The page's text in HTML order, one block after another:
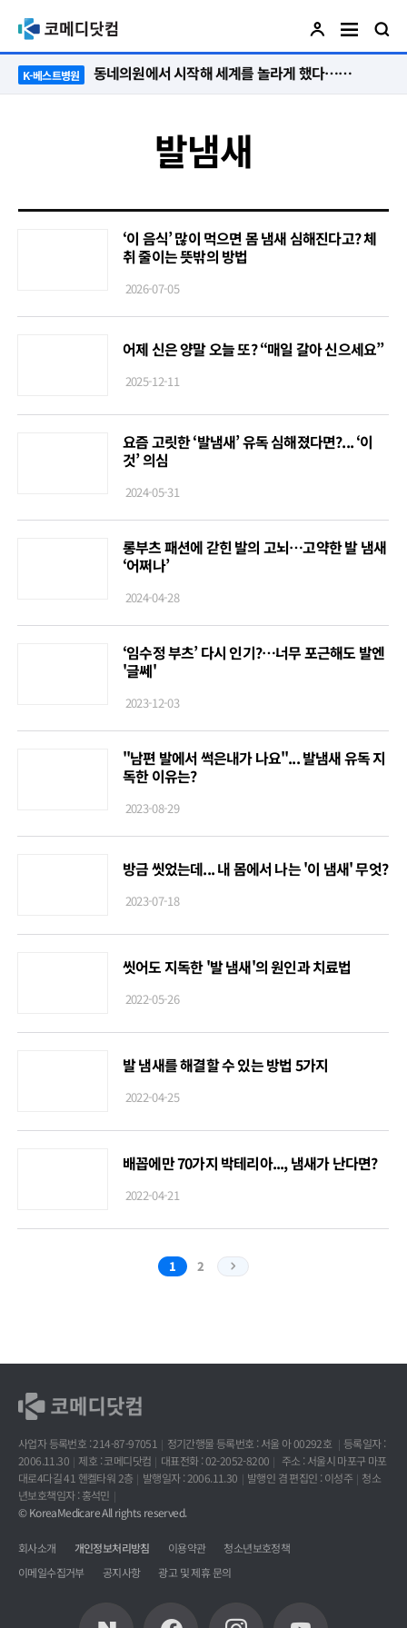
K-베스트병원 동네의원에서 시작해 세계를 놀라게 했다…관악구 50년 병원의 기적
발냄새
‘이 음식’ 많이 먹으면 몸 냄새 심해진다고? 체
취 줄이는 뜻밖의 방법
2026-07-05
어제 신은 양말 오늘 또? “매일 갈아 신으세요”
2025-12-11
요즘 고릿한 ‘발냄새’ 유독 심해졌다면?... ‘이
것’ 의심
2024-05-31
롱부츠 패션에 갇힌 발의 고뇌…고약한 발 냄새
‘어쩌나’
2024-04-28
‘임수정 부츠’ 다시 인기?…너무 포근해도 발엔
'글쎄'
2023-12-03
"남편 발에서 썩은내가 나요"... 발냄새 유독 지
독한 이유는?
2023-08-29
방금 씻었는데... 내 몸에서 나는 '이 냄새' 무엇?
2023-07-18
씻어도 지독한 '발 냄새'의 원인과 치료법
2022-05-26
발 냄새를 해결할 수 있는 방법 5가지
2022-04-25
배꼽에만 70가지 박테리아..., 냄새가 난다면?
2022-04-21
1 2
사업자 등록번호 : 214-87-97051 정기간행물 등록번호 : 서울 아 00292호
등록일자 :
2006.11.30
제호 : 코메디닷컴 대표전화 : 02-2052-8200
주소 : 서울시 마포구 마포
대로4다길 41 헨켈타워 2층
발행일자 : 2006.11.30 발행인 겸 편집인 : 이성주
청소
년보호책임자 : 홍석민
© KoreaMedicare All rights reserved.
회사소개 개인정보처리방침 이용약관
청소년보호정책
이메일수집거부
공지사항 광고 및 제휴 문의